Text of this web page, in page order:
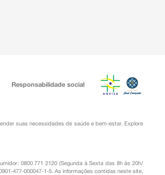
Responsabilidade social
suas necessidades de saúde e bem-estar. Explore
0800 771 2120 (Segunda à Sexta das 8h às 20h/
477-000047-1-5. As informações contidas neste site,